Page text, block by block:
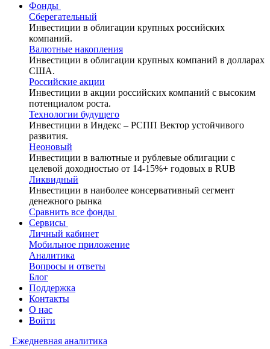
Фонды
Сберегательный
Инвестиции в облигации крупных российских
компаний.
Валютные накопления
Инвестиции в облигации крупных компаний в долларах
США.
Российские акции
Инвестиции в акции российских компаний с высоким
потенциалом роста.
Технологии будущего
Инвестиции в Индекс – РСПП Вектор устойчивого
развития.
Неоновый
Инвестиции в валютные и рублевые облигации с
целевой доходностью от 14-15%+ годовых в RUB
Ликвидный
Инвестиции в наиболее консервативный сегмент
денежного рынка
Сравнить все фонды
Сервисы
Личный кабинет
Мобильное приложение
Аналитика
Вопросы и ответы
Блог
Поддержка
Контакты
О нас
Войти
Ежедневная аналитика